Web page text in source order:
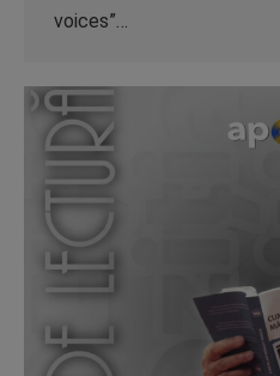
voices”…